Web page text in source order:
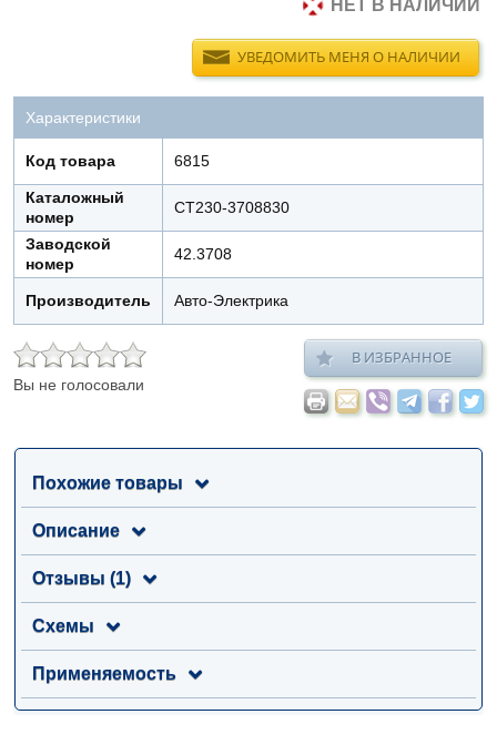
НЕТ В НАЛИЧИИ
УВЕДОМИТЬ МЕНЯ О НАЛИЧИИ
Характеристики
Код товара 6815
Каталожный
номер
СТ230-3708830
Заводской
номер
42.3708
Производитель Авто-Электрика
Вы не голосовали
В ИЗБРАННОЕ
Похожие товары
Описание
Отзывы (1)
Схемы
Применяемость